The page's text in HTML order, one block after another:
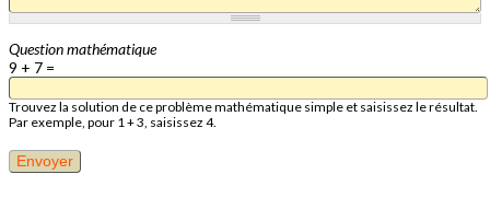
Question mathématique
9 + 7 =
Trouvez la solution de ce problème mathématique simple et saisissez le résultat.
Par exemple, pour 1 + 3, saisissez 4.